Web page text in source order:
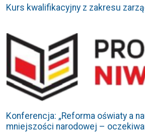
Kurs kwalifikacyjny z zakresu
Konferencja: „Reforma oświaty a
mniejszości narodowej –